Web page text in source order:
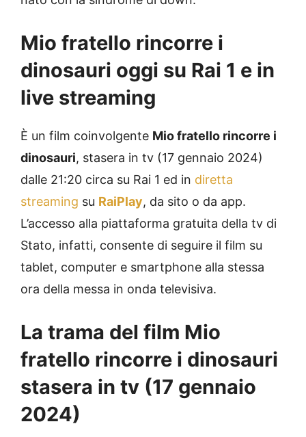
Mio fratello rincorre i
dinosauri oggi su Rai 1 e in
live streaming
È un film coinvolgente Mio fratello rincorre i
dinosauri, stasera in tv (17 gennaio 2024)
dalle 21:20 circa su Rai 1 ed in diretta
streaming su RaiPlay, da sito o da app.
L’accesso alla piattaforma gratuita della tv di
Stato, infatti, consente di seguire il film su
tablet, computer e smartphone alla stessa
ora della messa in onda televisiva.
La trama del film Mio
fratello rincorre i dinosauri
stasera in tv (17 gennaio
2024)